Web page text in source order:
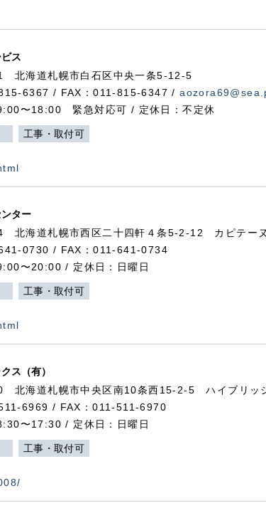
ス
北海道札幌市白石区中央一条5-12-5
6367 / FAX：011-815-6347 /
〜18:00 緊急対応可 / 定休日：不定休
工事・取付可
ター
北海道札幌市西区二十四軒４条5-2-12 カピテー
0730 / FAX：011-641-0734
〜20:00 / 定休日：日曜日
工事・取付可
ス（有）
北海道札幌市中央区南10条西15-2-5 ハイブリッ
6969 / FAX：011-511-6970
〜17:30 / 定休日：日曜日
工事・取付可